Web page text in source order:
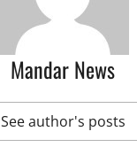
Mandar News
See author's posts